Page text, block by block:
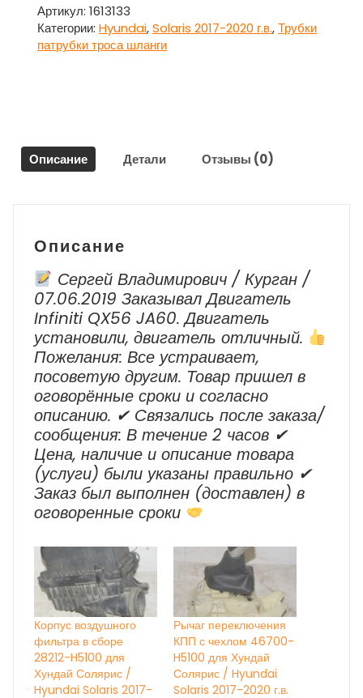
гофрированный
28140-
H5100
Solaris
2017-
Артикул: 1613133
Категории: Hyundai,Solaris 2017-2020 г.в.,Трубки
патрубки троса шланги
Описание Детали Отзывы (0)
Описание
Сергей Владимирович / Курган /
07.06.2019 Заказывал Двигатель
Infiniti QX56 JA60. Двигатель
установили, двигатель отличный.
Пожелания: Все устраивает,
посоветую другим. Товар пришел в
оговорённые сроки и согласно
описанию. ✔ Cвязались после заказа/
сообщения: В течение 2 часов ✔
Цена, наличие и описание товара
(услуги) были указаны правильно ✔
Заказ был выполнен (доставлен) в
оговоренные сроки
Корпус воздушного
фильтра в сборе
28212-H5100 для
Хундай Солярис /
Hyundai Solaris 2017-
Рычаг переключения
КПП с чехлом 46700-
H5100 для Хундай
Солярис / Hyundai
Solaris 2017-2020 г.в.